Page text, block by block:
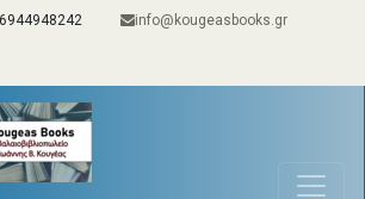
6944948242 info@kougeasbooks.gr